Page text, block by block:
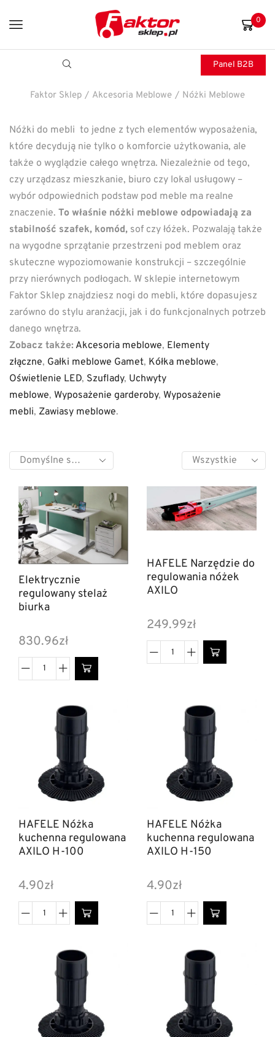
0
Panel B2B
Faktor Sklep / Akcesoria Meblowe / Nóżki Meblowe
Nóżki do mebli to jedne z tych elementów wyposażenia,
które decydują nie tylko o komforcie użytkowania, ale
także o wyglądzie całego wnętrza. Niezależnie od tego,
czy urządzasz mieszkanie, biuro czy lokal usługowy –
wybór odpowiednich podstaw pod meble ma realne
znaczenie. To właśnie nóżki meblowe odpowiadają za
stabilność szafek, komód, sof czy łóżek. Pozwalają także
na wygodne sprzątanie przestrzeni pod meblem oraz
skuteczne wypoziomowanie konstrukcji – szczególnie
przy nierównych podłogach. W sklepie internetowym
Faktor Sklep znajdziesz nogi do mebli, które dopasujesz
zarówno do stylu aranżacji, jak i do funkcjonalnych potrzeb
danego wnętrza.
Zobacz także: Akcesoria meblowe, Elementy
złączne, Gałki meblowe Gamet, Kółka meblowe,
Oświetlenie LED, Szuflady, Uchwyty
meblowe, Wyposażenie garderoby, Wyposażenie
mebli, Zawiasy meblowe.
Elektrycznie
regulowany stelaż
biurka
830.96zł
HAFELE Narzędzie do
regulowania nóżek
AXILO
249.99zł
HAFELE Nóżka
kuchenna regulowana
AXILO H-100
4.90zł
HAFELE Nóżka
kuchenna regulowana
AXILO H-150
4.90zł